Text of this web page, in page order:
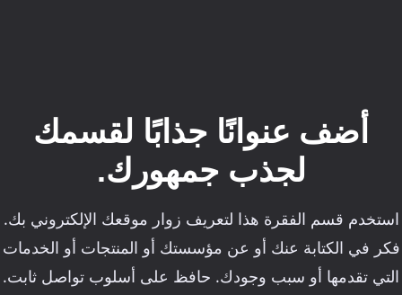
أضف عنوانًا جذابًا لقسمك
لجذب جمهورك.
استخدم قسم الفقرة هذا لتعريف زوار موقعك الإلكتروني بك.
فكر في الكتابة عنك أو عن مؤسستك أو المنتجات أو الخدمات
التي تقدمها أو سبب وجودك. حافظ على أسلوب تواصل ثابت.